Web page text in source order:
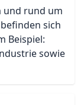
und rund um
sich
Beispiel:
sowie